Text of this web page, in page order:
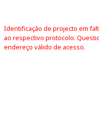
Identificação de projecto em
ao respectivo protocolo.
endereço válido de acesso.